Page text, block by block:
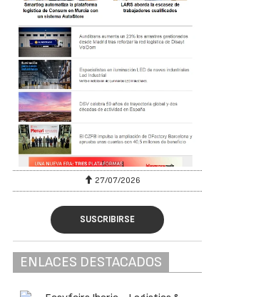
27/07/2026
SUSCRIBIRSE
ENLACES DESTACADOS